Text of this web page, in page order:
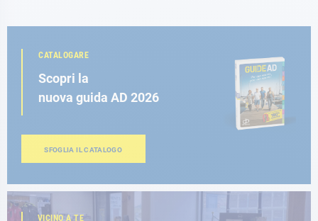
CATALOGARE
Scopri la
nuova guida AD 2026
SFOGLIA IL CATALOGO
VICINO A TE